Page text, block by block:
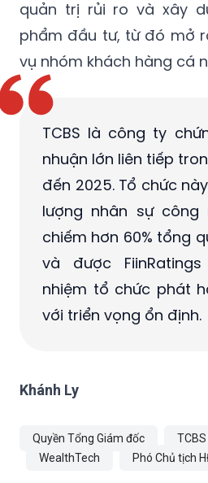
WealthTech. Doanh
dụng dữ liệu, trí tuệ
quản trị rủi ro và xây
phẩm đầu tư, từ đó mở
vụ nhóm khách hàng cá
TCBS là công ty
nhuận lớn liên tiếp
đến 2025. Tổ chức
lượng nhân sự công
chiếm hơn 60% tổng
và được
nhiệm tổ chức phát
Khánh Ly